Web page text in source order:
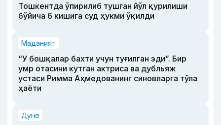
Тошкентда ўпирилиб тушган йўл қурилиши
бўйича 6 кишига суд ҳукми ўқилди
Маданият
“У бошқалар бахти учун туғилган эди”. Бир
умр отасини кутган актриса ва дубльяж
устаси Римма Аҳмедованинг синовларга тўла
ҳаёти
Дунё